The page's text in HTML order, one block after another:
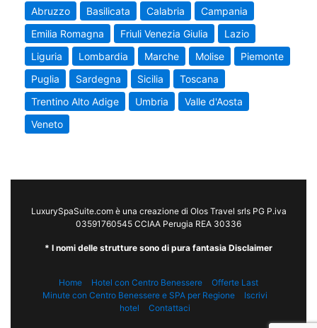
Abruzzo Basilicata Calabria
Campania
Emilia Romagna
Friuli Venezia Giulia
Lazio
Liguria
Lombardia Marche Molise
Piemonte
Puglia
Sardegna Sicilia
Toscana
Trentino Alto Adige
Umbria
Valle d'Aosta
Veneto
LuxurySpaSuite.com è una creazione di Olos Travel srls PG P.iva
03591760545 CCIAA Perugia REA 30336
* I nomi delle strutture sono di pura fantasia Disclaimer
Home Hotel con Centro Benessere
Offerte Last
Minute con Centro Benessere e SPA per Regione
Iscrivi
hotel
Contattaci